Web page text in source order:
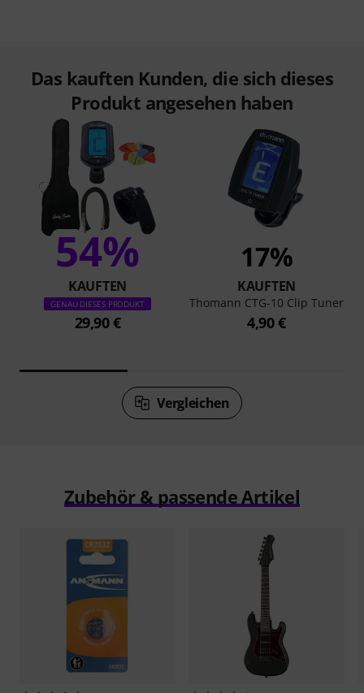
Das kauften Kunden, die sich dieses
Produkt angesehen haben
54%
KAUFTEN
GENAU DIESES PRODUKT
29,90 €
17%
KAUFTEN
Thomann CTG-10 Clip Tuner
4,90 €
Vergleichen
Zubehör & passende Artikel